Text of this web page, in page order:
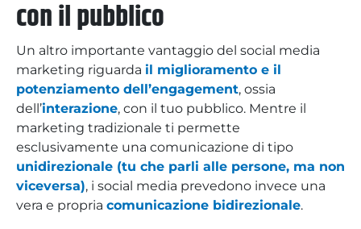
con il pubblico
Un altro importante vantaggio del social media
marketing riguarda il miglioramento e il
potenziamento dell’engagement, ossia
dell’interazione, con il tuo pubblico. Mentre il
marketing tradizionale ti permette
esclusivamente una comunicazione di tipo
unidirezionale (tu che parli alle persone, ma non
viceversa), i social media prevedono invece una
vera e propria comunicazione bidirezionale.